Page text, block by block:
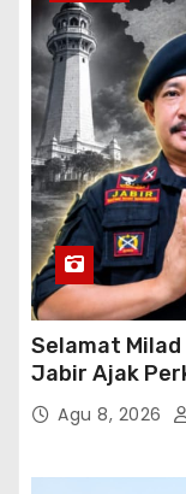
Selamat Milad
Jabir Ajak
Kebersamaan
Agu 8, 2026